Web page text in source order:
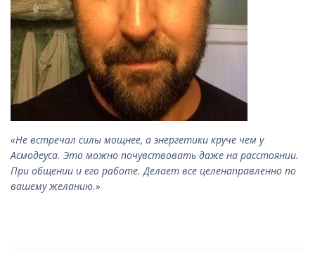
«Не встречал силы мощнее, а энергетики круче чем у
Асмодеуса. Это можно почувствовать даже на расстоянии.
При общении и его работе. Делает все целенаправленно по
вашему желанию.»